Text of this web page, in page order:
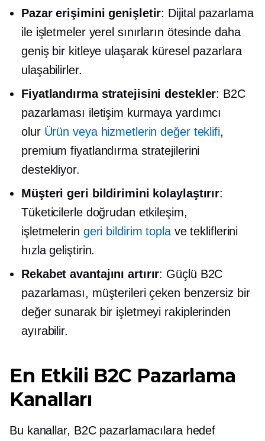
Pazar erişimini genişletir: Dijital pazarlama
ile işletmeler yerel sınırların ötesinde daha
geniş bir kitleye ulaşarak küresel pazarlara
ulaşabilirler.
Fiyatlandırma stratejisini destekler: B2C
pazarlaması iletişim kurmaya yardımcı
olur Ürün veya hizmetlerin değer teklifi,
premium fiyatlandırma stratejilerini
destekliyor.
Müşteri geri bildirimini kolaylaştırır:
Tüketicilerle doğrudan etkileşim,
işletmelerin geri bildirim toplave tekliflerini
hızla geliştirin.
Rekabet avantajını artırır: Güçlü B2C
pazarlaması, müşterileri çeken benzersiz bir
değer sunarak bir işletmeyi rakiplerinden
ayırabilir.
En Etkili B2C Pazarlama
Kanalları
Bu kanallar, B2C pazarlamacılara hedef